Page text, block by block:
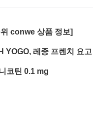
conwe 상품 정보]
YOGO, 레종 프렌치 요고
코틴 0.1 mg